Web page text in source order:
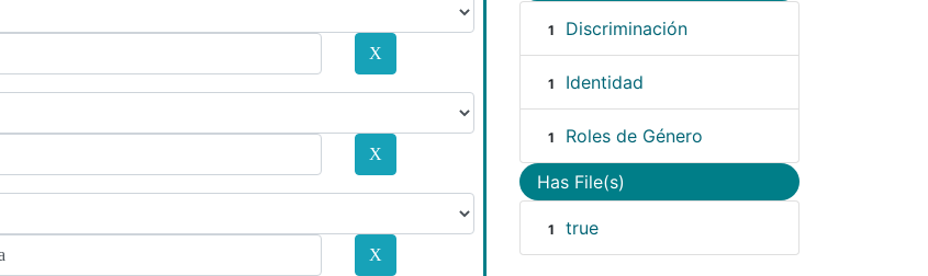
1 Discriminación
1 Identidad
1 Roles de Género
Has File(s)
1 true